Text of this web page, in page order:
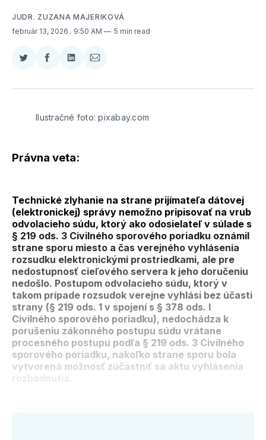
JUDR. ZUZANA MAJERIKOVÁ
február 13, 2026 . 9:50 AM 5 min read
Zdieľať
Twitter
Zdieľať
Facebooku
Zdieľať
LinkedIne
Zdieľať
E-
Ilustračné foto: pixabay.com
Právna veta:
Technické zlyhanie na strane prijímateľa dátovej
(elektronickej) správy nemožno pripisovať na vrub
odvolacieho súdu, ktorý ako odosielateľ v súlade s
§ 219 ods. 3 Civilného sporového poriadku oznámil
strane sporu miesto a čas verejného vyhlásenia
rozsudku elektronickými prostriedkami, ale pre
nedostupnosť cieľového servera k jeho doručeniu
nedošlo. Postupom odvolacieho súdu, ktorý v
takom prípade rozsudok verejne vyhlási bez účasti
strany (§ 219 ods. 1 v spojení s § 378 ods. l
Civilného sporového poriadku), nedochádza k
porušeniu zákonného postupu súdu vrátane
procesného postupu podľa § 219 ods. 3 Civilného
sporového poriadku, nakoľko strane sporu bola
vytvorená možnosť zúčastniť sa aktu vyhlásenia
rozhodnutia.